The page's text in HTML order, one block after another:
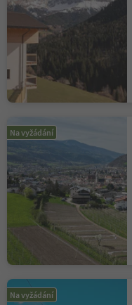
Na vyžádání
Na vyžádání